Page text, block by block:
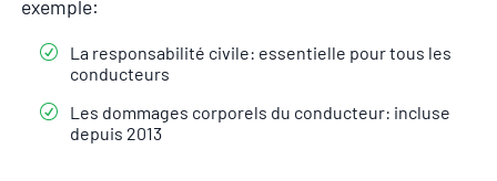
exemple:
La responsabilité civile: essentielle pour tous les
conducteurs
Les dommages corporels du conducteur: incluse
depuis 2013